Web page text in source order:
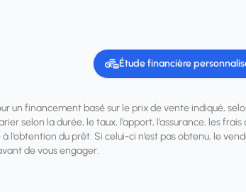
Étude financière
un financement basé sur le prix de vente indiqué,
selon la durée, le taux, l’apport, l’assurance, les
l’obtention du prêt. Si celui-ci n’est pas obtenu, le
de vous engager.